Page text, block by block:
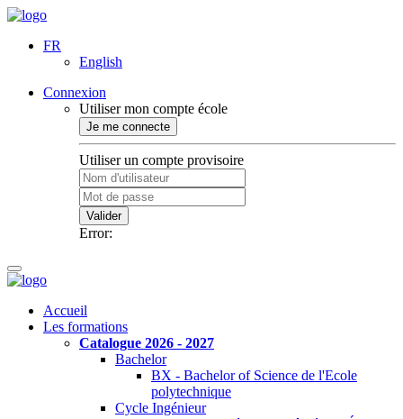
FR
English
Connexion
Utiliser mon compte école
Je me connecte
Utiliser un compte provisoire
Valider
Error:
Accueil
Les formations
Catalogue 2026 - 2027
Bachelor
BX - Bachelor of Science de l'Ecole
polytechnique
Cycle Ingénieur